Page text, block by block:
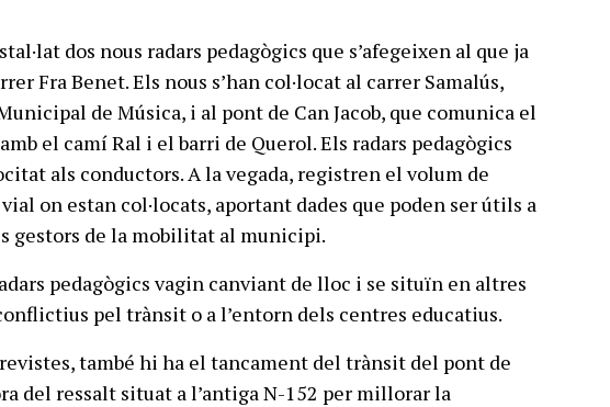
dos nous radars pedagògics que s’afegeixen al que ja
Fra Benet. Els nous s’han col·locat al carrer Samalús,
de Música, i al pont de Can Jacob, que comunica el
el camí Ral i el barri de Querol. Els radars pedagògics
als conductors. A la vegada, registren el volum de
on estan col·locats, aportant dades que poden ser útils a
gestors de la mobilitat al municipi.
pedagògics vagin canviant de lloc i se situïn en altres
pel trànsit o a l’entorn dels centres educatius.
també hi ha el tancament del trànsit del pont de
del ressalt situat a l’antiga N-152 per millorar la